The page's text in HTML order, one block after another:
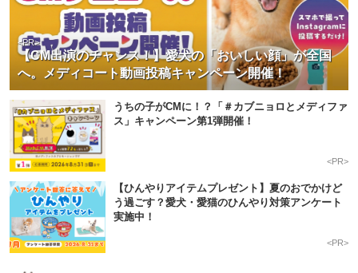
【CM出演のチャンス！】愛犬の「おいしい顔」が全国
へ。メディコート動画投稿キャンペーン開催！
<PR>
うちの子がCMに！？「＃カブニョロとメディファ
ス」キャンペーン第1弾開催！
<PR>
【ひんやりアイテムプレゼント】夏のおでかけど
う過ごす？愛犬・愛猫のひんやり対策アンケート
実施中！
<PR>